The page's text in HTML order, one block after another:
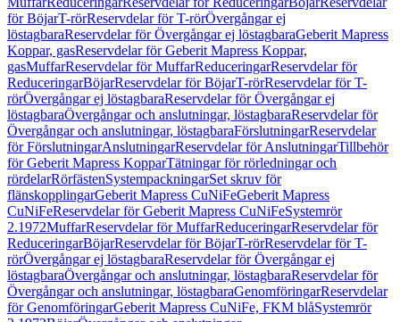
för BöjarT-rörReservdelar för T-rörÖvergångar ej
löstagbaraReservdelar för Övergångar ej löstagbaraGeberit Mapress
Koppar, gasReservdelar för Geberit Mapress Koppar,
gasMuffarReservdelar för MuffarReduceringarReservdelar för
ReduceringarBöjarReservdelar för BöjarT-rörReservdelar för T-
rörÖvergångar ej löstagbaraReservdelar för Övergångar ej
löstagbaraÖvergångar och anslutningar, löstagbaraReservdelar för
Övergångar och anslutningar, löstagbaraFörslutningarReservdelar
för FörslutningarAnslutningarReservdelar för AnslutningarTillbehör
för Geberit Mapress KopparTätningar för rörledningar och
rördelarRörfästenSystempackningarSet skruv för
flänskopplingarGeberit Mapress CuNiFeGeberit Mapress
CuNiFeReservdelar för Geberit Mapress CuNiFeSystemrör
2.1972MuffarReservdelar för MuffarReduceringarReservdelar för
ReduceringarBöjarReservdelar för BöjarT-rörReservdelar för T-
rörÖvergångar ej löstagbaraReservdelar för Övergångar ej
löstagbaraÖvergångar och anslutningar, löstagbaraReservdelar för
Övergångar och anslutningar, löstagbaraGenomföringarReservdelar
för GenomföringarGeberit Mapress CuNiFe, FKM blåSystemrör